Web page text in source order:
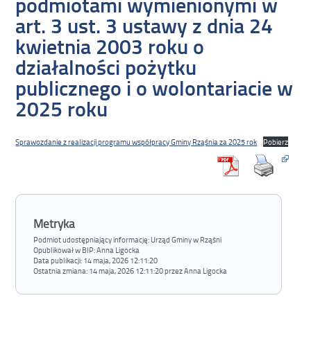
art. 3 ust. 3 ustawy z dnia 24
kwietnia 2003 roku o
działalności pożytku
publicznego i o wolontariacie w
2025 roku
Sprawozdanie z realizacji programu współpracy Gminy Rząśnia za 2025 rok Pobierz
Metryka
Podmiot udostępniający informację: Urząd Gminy w Rząśni
Opublikował w BIP:Anna Ligocka
Data publikacji: 14 maja, 2026 12:11:20
Ostatnia zmiana: 14 maja, 2026 12:11:20 przez Anna Ligocka